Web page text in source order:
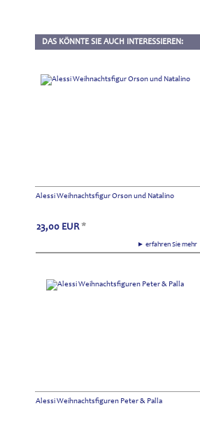
DAS KÖNNTE SIE AUCH INTERESSIEREN:
Alessi Weihnachtsfigur Orson und Natalino
► erfahren Sie
23,00 EUR *
Alessi Weihnachtsfiguren Peter & Palla